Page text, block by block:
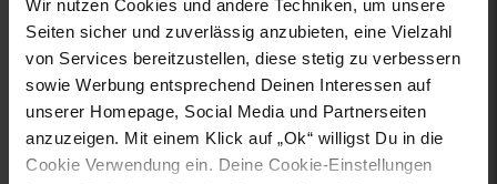
Wir nutzen Cookies und andere Techniken, um unsere
Seiten sicher und zuverlässig anzubieten, eine Vielzahl
von Services bereitzustellen, diese stetig zu verbessern
sowie Werbung entsprechend Deinen Interessen auf
unserer Homepage, Social Media und Partnerseiten
anzuzeigen. Mit einem Klick auf „Ok“ willigst Du in die
Cookie Verwendung ein. Deine Cookie-Einstellungen
ay-pullover-materialart: keine Angabe
ay-sondergroessen_produktebene: keine Angabe
bleichen: Nicht bleichen
buegeln: Nicht bügeln
fuellung: 100% not_applicable
geschlechtvangraaf: Herren